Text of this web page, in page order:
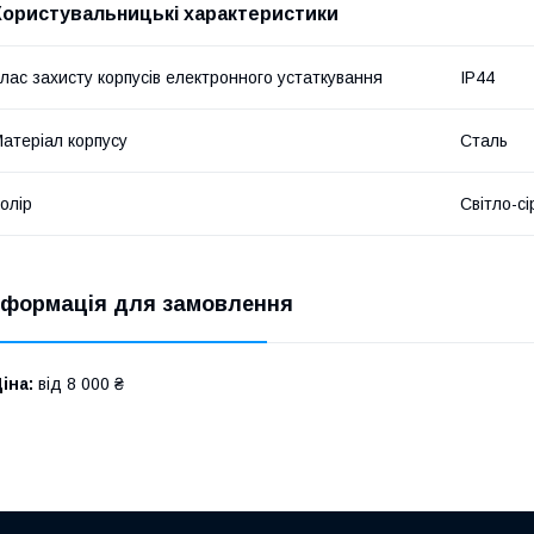
характеристики
захисту корпусів електронного устаткування IP44
корпусу Сталь
Світло-
для замовлення
від 8 000 ₴